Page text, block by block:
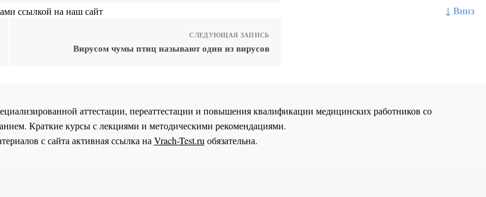
↓ Вниз
ссылкой на наш сайт
СЛЕДУЮЩАЯ ЗАПИСЬ
Вирусом чумы птиц называют один из вирусов
аттестации, переаттестации и повышения квалификации медицинских работников со
Краткие курсы с лекциями и методическими рекомендациями.
с сайта активная ссылка наVrach-Test.ruобязательна.